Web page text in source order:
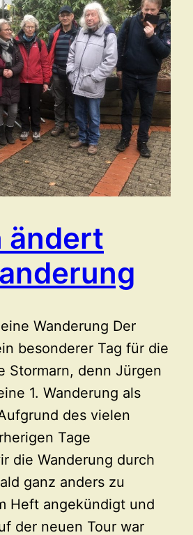
ändert
Wanderung Der
besonderer Tag für die
Stormarn, denn Jürgen
1. Wanderung als
des vielen
Tage
die Wanderung durch
ganz anders zu
Heft angekündigt und
der neuen Tour war